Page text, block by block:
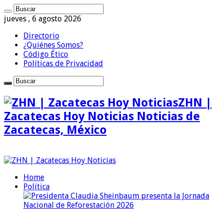
jueves , 6 agosto 2026
Directorio
¿Quiénes Somos?
Código Ético
Políticas de Privacidad
ZHN |
Zacatecas Hoy Noticias Noticias de
Zacatecas, México
Home
Política